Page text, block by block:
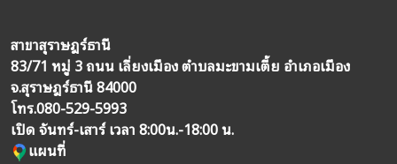
สาขาสุราษฎร์ธานี
83/71 หมู่ 3 ถนน เลี่ยงเมือง ตำบลมะขามเตี้ย อำเภอเมือง
จ.สุราษฎร์ธานี 84000
โทร.080-529-5993
เปิด จันทร์-เสาร์ เวลา 8:00น.-18:00 น.
แผนที่